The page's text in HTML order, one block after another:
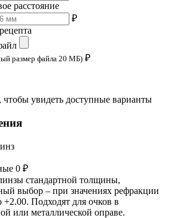
расстояние
₽
размер файла 20 МБ) ₽
чтобы увидеть доступные варианты
0 ₽
стандартной толщины,
выбор – при значениях рефракции
+2.00. Подходят для очков в
или металлической оправе.